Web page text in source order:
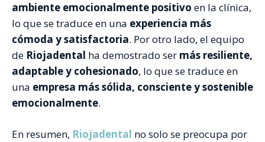
ambiente emocionalmente positivo en la clínica,
lo que se traduce en una experiencia más
cómoda y satisfactoria. Por otro lado, el equipo
de Riojadental ha demostrado ser más resiliente,
adaptable y cohesionado, lo que se traduce en
una empresa más sólida, consciente y sostenible
emocionalmente.
En resumen, Riojadental no solo se preocupa por